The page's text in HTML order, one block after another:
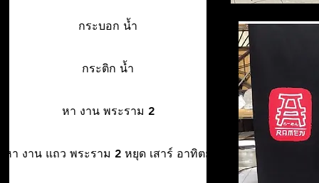
กระบอก น้ำ
กระติก น้ำ
หา งาน พระราม 2
หา งาน แถว พระราม 2 หยุด เสาร์ อาทิตย์